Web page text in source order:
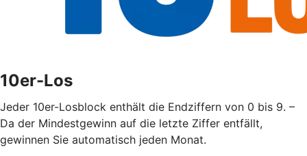
10er-Los
Jeder 10er-Losblock enthält die Endziffern von 0 bis 9. –
Da der Mindestgewinn auf die letzte Ziffer entfällt,
gewinnen Sie automatisch jeden Monat.